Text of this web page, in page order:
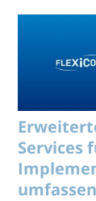
Services